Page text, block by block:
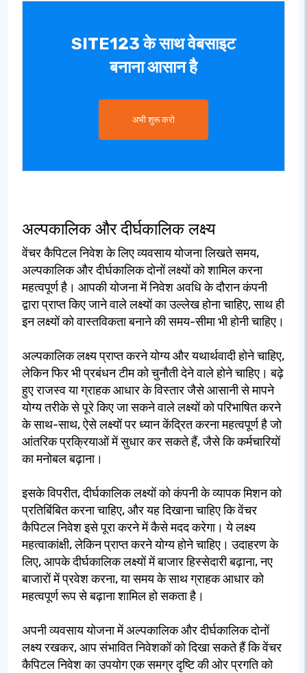
SITE123 के साथ वेबसाइट
बनाना आसान है
अभी शुरू करो
अल्पकालिक और दीर्घकालिक लक्ष्य
वेंचर कैपिटल निवेश के लिए व्यवसाय योजना लिखते समय,
अल्पकालिक और दीर्घकालिक दोनों लक्ष्यों को शामिल करना
महत्वपूर्ण है। आपकी योजना में निवेश अवधि के दौरान कंपनी
द्वारा प्राप्त किए जाने वाले लक्ष्यों का उल्लेख होना चाहिए, साथ ही
इन लक्ष्यों को वास्तविकता बनाने की समय-सीमा भी होनी चाहिए।
अल्पकालिक लक्ष्य प्राप्त करने योग्य और यथार्थवादी होने चाहिए,
लेकिन फिर भी प्रबंधन टीम को चुनौती देने वाले होने चाहिए। बढ़े
हुए राजस्व या ग्राहक आधार के विस्तार जैसे आसानी से मापने
योग्य तरीके से पूरे किए जा सकने वाले लक्ष्यों को परिभाषित करने
के साथ-साथ, ऐसे लक्ष्यों पर ध्यान केंद्रित करना महत्वपूर्ण है जो
आंतरिक प्रक्रियाओं में सुधार कर सकते हैं, जैसे कि कर्मचारियों
का मनोबल बढ़ाना।
इसके विपरीत, दीर्घकालिक लक्ष्यों को कंपनी के व्यापक मिशन को
प्रतिबिंबित करना चाहिए, और यह दिखाना चाहिए कि वेंचर
कैपिटल निवेश इसे पूरा करने में कैसे मदद करेगा। ये लक्ष्य
महत्वाकांक्षी, लेकिन प्राप्त करने योग्य होने चाहिए। उदाहरण के
लिए, आपके दीर्घकालिक लक्ष्यों में बाजार हिस्सेदारी बढ़ाना, नए
बाजारों में प्रवेश करना, या समय के साथ ग्राहक आधार को
महत्वपूर्ण रूप से बढ़ाना शामिल हो सकता है।
अपनी व्यवसाय योजना में अल्पकालिक और दीर्घकालिक दोनों
लक्ष्य रखकर, आप संभावित निवेशकों को दिखा सकते हैं कि वेंचर
कैपिटल निवेश का उपयोग एक समग्र दृष्टि की ओर प्रगति को